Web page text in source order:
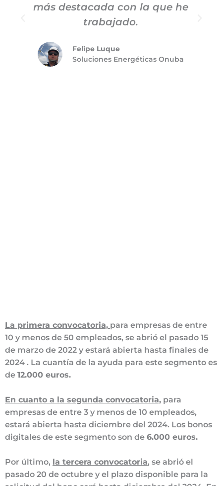
más destacada con la que he
trabajado.
Felipe Luque
Soluciones Energéticas Onuba
La primera convocatoria, para empresas de entre
10 y menos de 50 empleados, se abrió el pasado 15
de marzo de 2022 y estará abierta hasta finales de
2024 . La cuantía de la ayuda para este segmento es
de 12.000 euros.
En cuanto a la segunda convocatoria, para
empresas de entre 3 y menos de 10 empleados,
estará abierta hasta diciembre del 2024. Los bonos
digitales de este segmento son de 6.000 euros.
Por último, la tercera convocatoria, se abrió el
pasado 20 de octubre y el plazo disponible para la